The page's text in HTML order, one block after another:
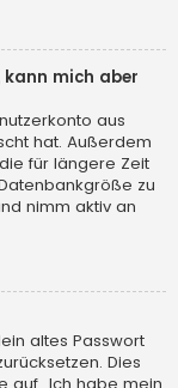
mich aber
aus
hat. Außerdem
für längere Zeit
zu
nimm aktiv an
altes Passwort
Dies